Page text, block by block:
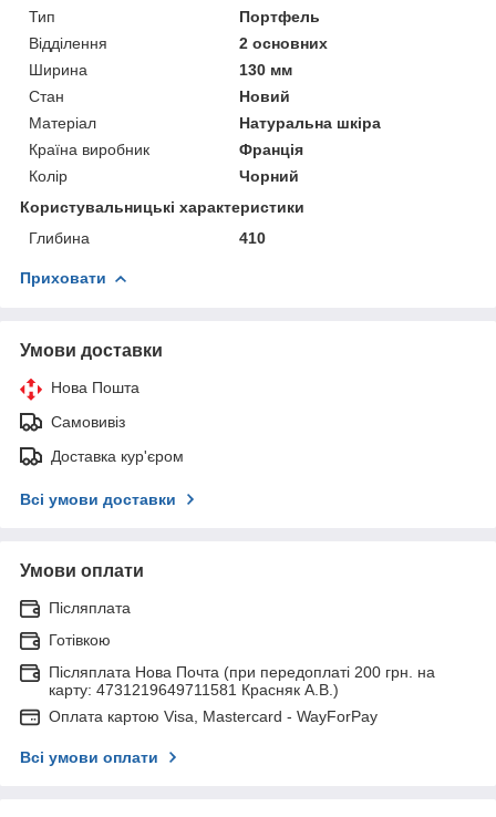
Тип
Портфель
Відділення
2 основних
Ширина
130 мм
Стан
Новий
Матеріал
Натуральна шкіра
Країна виробник
Франція
Колір
Чорний
Користувальницькі характеристики
Глибина
410
Приховати
Умови доставки
Нова Пошта
Самовивіз
Доставка кур'єром
Всі умови доставки
Умови оплати
Післяплата
Готівкою
Післяплата Нова Почта (при передоплаті 200 грн. на
карту: 4731219649711581 Красняк А.В.)
Оплата картою Visa, Mastercard - WayForPay
Всі умови оплати